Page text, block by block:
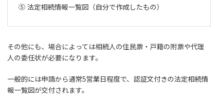
法定相続情報一覧図（自分で作成したもの）
その他にも、場合によっては相続人の住民票・戸籍の附票や代理
人の委任状が必要になります。
一般的には申請から通常5営業日程度で、認証文付きの法定相続情
報一覧図が交付されます。